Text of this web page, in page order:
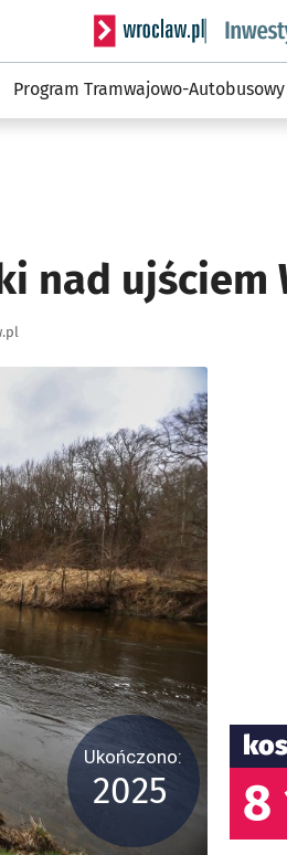
Serwis informacyjny
Program Tramwajowo-Autobusowy
nad ujściem
Ukończono:
2025 8